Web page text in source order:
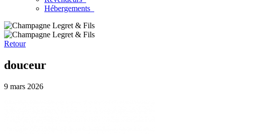
Hébergements
Retour
douceur
9 mars 2026